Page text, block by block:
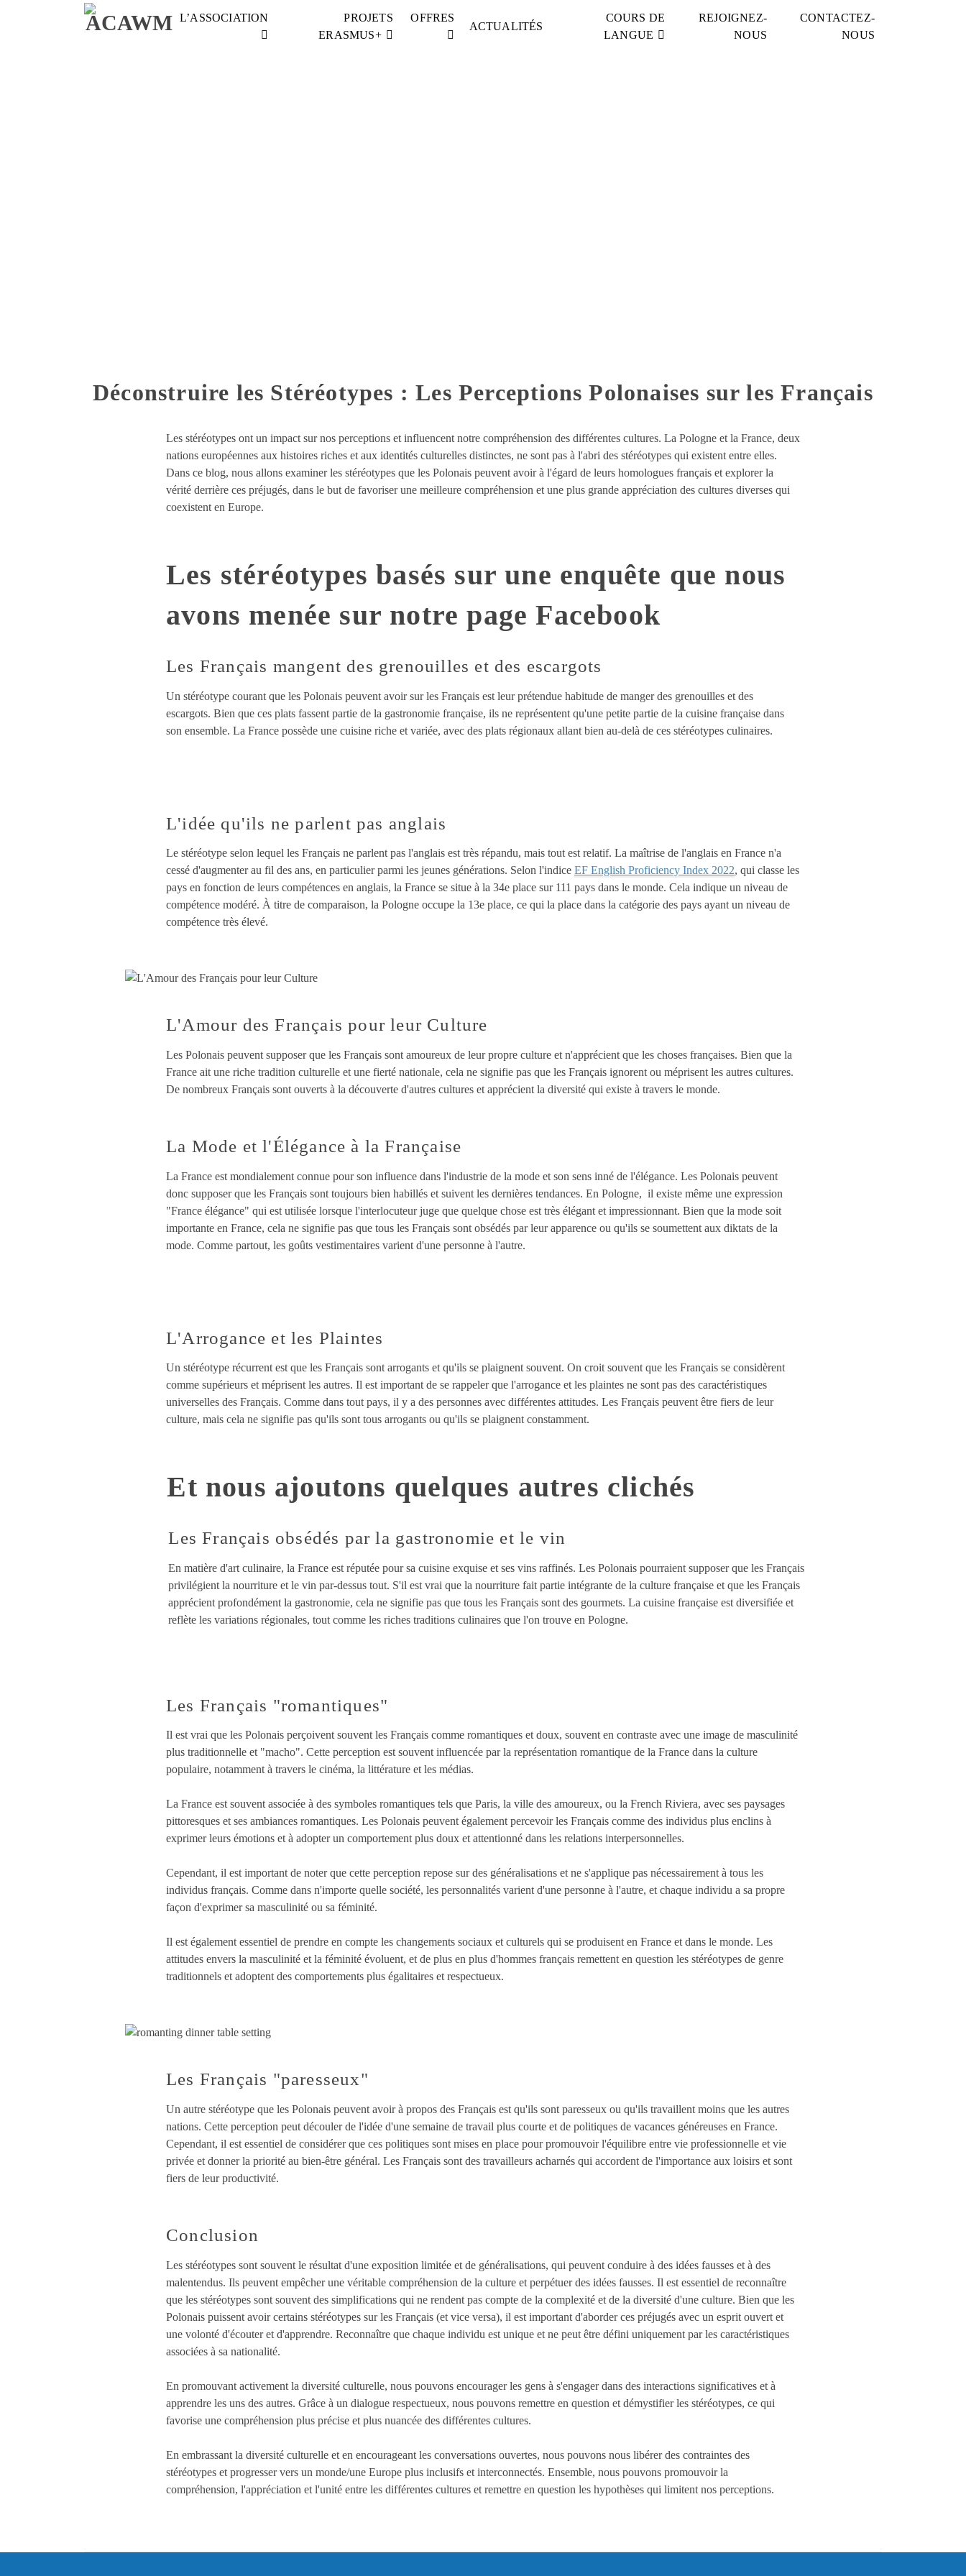
L’ASSOCIATION
PROJETS
ERASMUS+
OFFRES
ACTUALITÉS
COURS DE
LANGUE
REJOIGNEZ-
NOUS
CONTACTEZ-
NOUS
Déconstruire les Stéréotypes : Les Perceptions Polonaises sur les Français
Les stéréotypes ont un impact sur nos perceptions et influencent notre compréhension des différentes cultures. La Pologne et la France, deux
nations européennes aux histoires riches et aux identités culturelles distinctes, ne sont pas à l'abri des stéréotypes qui existent entre elles.
Dans ce blog, nous allons examiner les stéréotypes que les Polonais peuvent avoir à l'égard de leurs homologues français et explorer la
vérité derrière ces préjugés, dans le but de favoriser une meilleure compréhension et une plus grande appréciation des cultures diverses qui
coexistent en Europe.
Les stéréotypes basés sur une enquête que nous
avons menée sur notre page Facebook
Les Français mangent des grenouilles et des escargots
Un stéréotype courant que les Polonais peuvent avoir sur les Français est leur prétendue habitude de manger des grenouilles et des
escargots. Bien que ces plats fassent partie de la gastronomie française, ils ne représentent qu'une petite partie de la cuisine française dans
son ensemble. La France possède une cuisine riche et variée, avec des plats régionaux allant bien au-delà de ces stéréotypes culinaires.
L'idée qu'ils ne parlent pas anglais
Le stéréotype selon lequel les Français ne parlent pas l'anglais est très répandu, mais tout est relatif. La maîtrise de l'anglais en France n'a
cessé d'augmenter au fil des ans, en particulier parmi les jeunes générations. Selon l'indice EF English Proficiency Index 2022, qui classe les
pays en fonction de leurs compétences en anglais, la France se situe à la 34e place sur 111 pays dans le monde. Cela indique un niveau de
compétence modéré. À titre de comparaison, la Pologne occupe la 13e place, ce qui la place dans la catégorie des pays ayant un niveau de
compétence très élevé.
L'Amour des Français pour leur Culture
Les Polonais peuvent supposer que les Français sont amoureux de leur propre culture et n'apprécient que les choses françaises. Bien que la
France ait une riche tradition culturelle et une fierté nationale, cela ne signifie pas que les Français ignorent ou méprisent les autres cultures.
De nombreux Français sont ouverts à la découverte d'autres cultures et apprécient la diversité qui existe à travers le monde.
La Mode et l'Élégance à la Française
La France est mondialement connue pour son influence dans l'industrie de la mode et son sens inné de l'élégance. Les Polonais peuvent
donc supposer que les Français sont toujours bien habillés et suivent les dernières tendances. En Pologne, il existe même une expression
"France élégance" qui est utilisée lorsque l'interlocuteur juge que quelque chose est très élégant et impressionnant. Bien que la mode soit
importante en France, cela ne signifie pas que tous les Français sont obsédés par leur apparence ou qu'ils se soumettent aux diktats de la
mode. Comme partout, les goûts vestimentaires varient d'une personne à l'autre.
L'Arrogance et les Plaintes
Un stéréotype récurrent est que les Français sont arrogants et qu'ils se plaignent souvent. On croit souvent que les Français se considèrent
comme supérieurs et méprisent les autres. Il est important de se rappeler que l'arrogance et les plaintes ne sont pas des caractéristiques
universelles des Français. Comme dans tout pays, il y a des personnes avec différentes attitudes. Les Français peuvent être fiers de leur
culture, mais cela ne signifie pas qu'ils sont tous arrogants ou qu'ils se plaignent constamment.
Et nous ajoutons quelques autres clichés
Les Français obsédés par la gastronomie et le vin
En matière d'art culinaire, la France est réputée pour sa cuisine exquise et ses vins raffinés. Les Polonais pourraient supposer que les Français
privilégient la nourriture et le vin par-dessus tout. S'il est vrai que la nourriture fait partie intégrante de la culture française et que les Français
apprécient profondément la gastronomie, cela ne signifie pas que tous les Français sont des gourmets. La cuisine française est diversifiée et
reflète les variations régionales, tout comme les riches traditions culinaires que l'on trouve en Pologne.
Les Français "romantiques"
Il est vrai que les Polonais perçoivent souvent les Français comme romantiques et doux, souvent en contraste avec une image de masculinité
plus traditionnelle et "macho". Cette perception est souvent influencée par la représentation romantique de la France dans la culture
populaire, notamment à travers le cinéma, la littérature et les médias.
La France est souvent associée à des symboles romantiques tels que Paris, la ville des amoureux, ou la French Riviera, avec ses paysages
pittoresques et ses ambiances romantiques. Les Polonais peuvent également percevoir les Français comme des individus plus enclins à
exprimer leurs émotions et à adopter un comportement plus doux et attentionné dans les relations interpersonnelles.
Cependant, il est important de noter que cette perception repose sur des généralisations et ne s'applique pas nécessairement à tous les
individus français. Comme dans n'importe quelle société, les personnalités varient d'une personne à l'autre, et chaque individu a sa propre
façon d'exprimer sa masculinité ou sa féminité.
Il est également essentiel de prendre en compte les changements sociaux et culturels qui se produisent en France et dans le monde. Les
attitudes envers la masculinité et la féminité évoluent, et de plus en plus d'hommes français remettent en question les stéréotypes de genre
traditionnels et adoptent des comportements plus égalitaires et respectueux.
Les Français "paresseux"
Un autre stéréotype que les Polonais peuvent avoir à propos des Français est qu'ils sont paresseux ou qu'ils travaillent moins que les autres
nations. Cette perception peut découler de l'idée d'une semaine de travail plus courte et de politiques de vacances généreuses en France.
Cependant, il est essentiel de considérer que ces politiques sont mises en place pour promouvoir l'équilibre entre vie professionnelle et vie
privée et donner la priorité au bien-être général. Les Français sont des travailleurs acharnés qui accordent de l'importance aux loisirs et sont
fiers de leur productivité.
Conclusion
Les stéréotypes sont souvent le résultat d'une exposition limitée et de généralisations, qui peuvent conduire à des idées fausses et à des
malentendus. Ils peuvent empêcher une véritable compréhension de la culture et perpétuer des idées fausses. Il est essentiel de reconnaître
que les stéréotypes sont souvent des simplifications qui ne rendent pas compte de la complexité et de la diversité d'une culture. Bien que les
Polonais puissent avoir certains stéréotypes sur les Français (et vice versa), il est important d'aborder ces préjugés avec un esprit ouvert et
une volonté d'écouter et d'apprendre. Reconnaître que chaque individu est unique et ne peut être défini uniquement par les caractéristiques
associées à sa nationalité.
En promouvant activement la diversité culturelle, nous pouvons encourager les gens à s'engager dans des interactions significatives et à
apprendre les uns des autres. Grâce à un dialogue respectueux, nous pouvons remettre en question et démystifier les stéréotypes, ce qui
favorise une compréhension plus précise et plus nuancée des différentes cultures.
En embrassant la diversité culturelle et en encourageant les conversations ouvertes, nous pouvons nous libérer des contraintes des
stéréotypes et progresser vers un monde/une Europe plus inclusifs et interconnectés. Ensemble, nous pouvons promouvoir la
compréhension, l'appréciation et l'unité entre les différentes cultures et remettre en question les hypothèses qui limitent nos perceptions.